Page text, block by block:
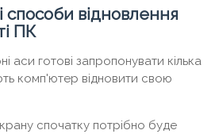
способи відновлення
ПК
аси готові запропонувати кілька
комп'ютер відновити свою
спочатку потрібно буде